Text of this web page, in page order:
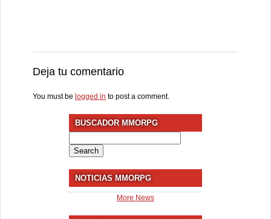
Deja tu comentario
You must be logged in to post a comment.
BUSCADOR MMORPG
for:
NOTICIAS MMORPG
More News